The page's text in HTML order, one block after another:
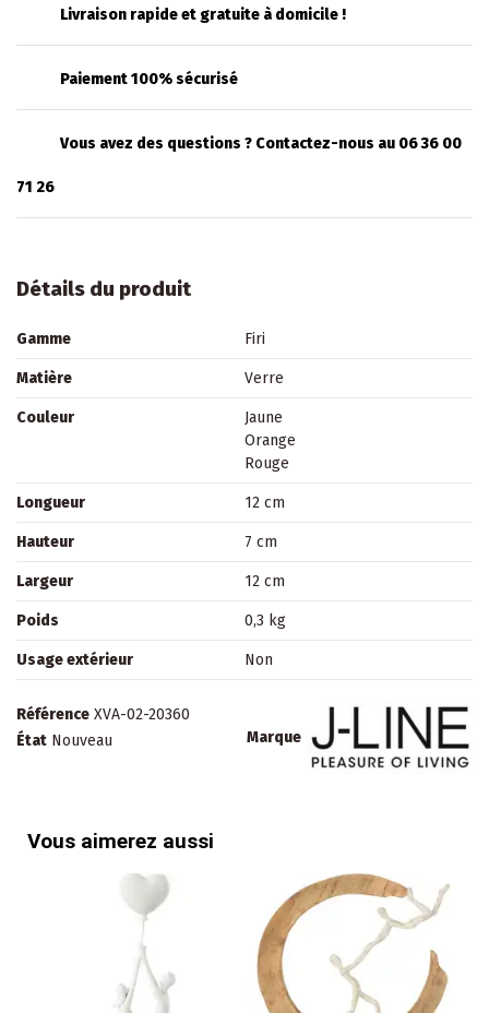
Livraison rapide et gratuite à domicile !
Paiement 100% sécurisé
Vous avez des questions ? Contactez-nous au 06 36 00
71 26
Détails du produit
Gamme Firi
Matière Verre
Couleur
Jaune
Orange
Rouge
Longueur 12 cm
Hauteur 7 cm
Largeur 12 cm
Poids 0,3 kg
Usage extérieur Non
Marque
Référence XVA-02-20360
État Nouveau
Vous aimerez aussi